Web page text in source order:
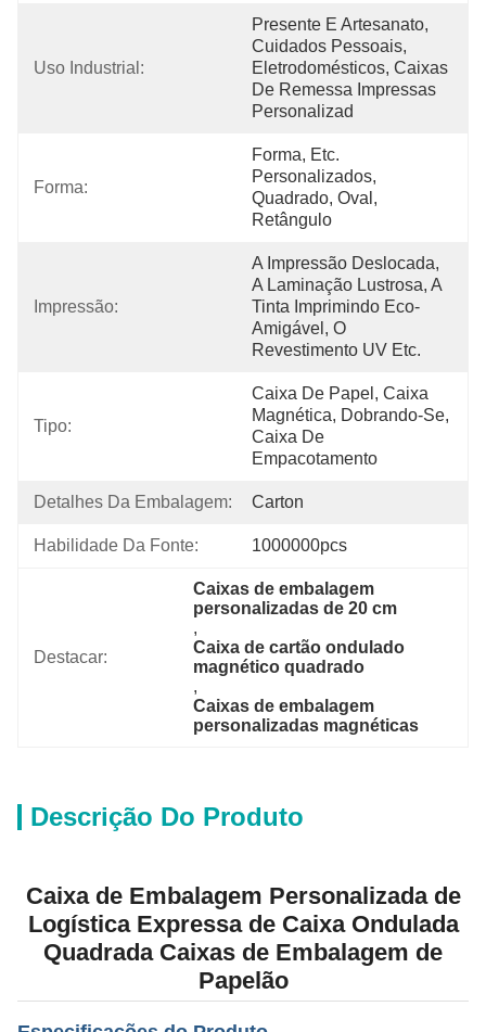
Uso Industrial:
Presente E Artesanato,
Cuidados Pessoais,
Eletrodomésticos, Caixas
De Remessa Impressas
Personalizad
Forma:
Forma, Etc.
Personalizados,
Quadrado, Oval,
Retângulo
Impressão:
A Impressão Deslocada,
A Laminação Lustrosa, A
Tinta Imprimindo Eco-
Amigável, O
Revestimento UV Etc.
Tipo:
Caixa De Papel, Caixa
Magnética, Dobrando-Se,
Caixa De
Empacotamento
Detalhes Da Embalagem: Carton
Habilidade Da Fonte: 1000000pcs
Destacar:
Caixas de embalagem
personalizadas de 20 cm
,
Caixa de cartão ondulado
magnético quadrado
,
Caixas de embalagem
personalizadas magnéticas
Descrição Do Produto
Caixa de Embalagem Personalizada de
Logística Expressa de Caixa Ondulada
Quadrada Caixas de Embalagem de
Papelão